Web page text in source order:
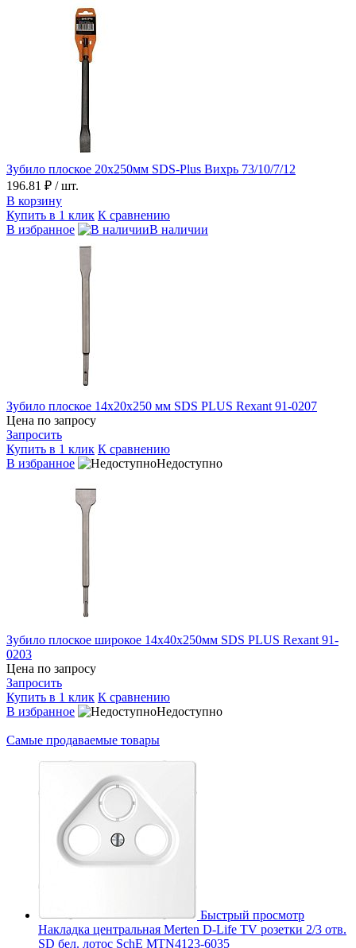
Зубило плоское 20х250мм SDS-Plus Вихрь 73/10/7/12
196.81 ₽ / шт.
В корзину
Купить в 1 клик К сравнению
В избранное
В наличии
Зубило плоское 14х20х250 мм SDS PLUS Rexant 91-0207
Цена по запросу
Запросить
Купить в 1 клик К сравнению
В избранное
Недоступно
Зубило плоское широкое 14х40х250мм SDS PLUS Rexant 91-
0203
Цена по запросу
Запросить
Купить в 1 клик К сравнению
В избранное
Недоступно
Самые продаваемые товары
Быстрый просмотр
Накладка центральная Merten D-Life TV розетки 2/3 отв.
SD бел. лотос SchE MTN4123-6035